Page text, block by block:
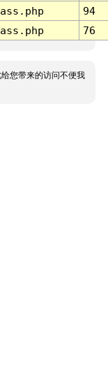
94
76
您带来的访问不便我